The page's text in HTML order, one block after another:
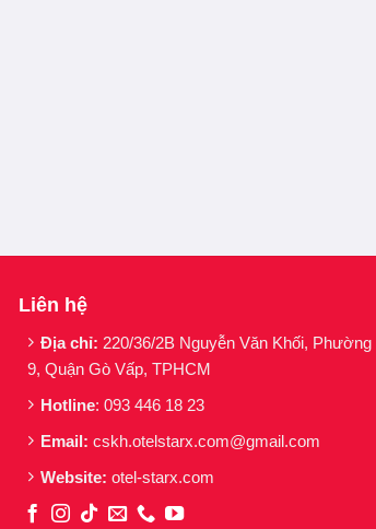
Liên hệ
Địa chỉ: 220/36/2B Nguyễn Văn Khối, Phường
9, Quận Gò Vấp, TPHCM
Hotline: 093 446 18 23
Email: cskh.otelstarx.com@gmail.com
Website: otel-starx.com